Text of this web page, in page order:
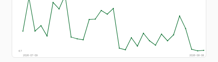
€7
2026-07-09
2026-08-08